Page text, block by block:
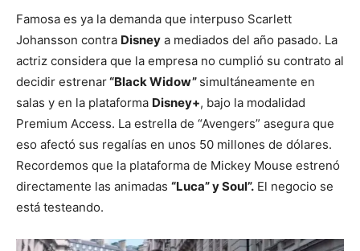
Famosa es ya la demanda que interpuso Scarlett
Johansson contra Disney a mediados del año pasado. La
actriz considera que la empresa no cumplió su contrato al
decidir estrenar“Black Widow” simultáneamente en
salas y en la plataforma Disney+, bajo la modalidad
Premium Access. La estrella de “Avengers” asegura que
eso afectó sus regalías en unos 50 millones de dólares.
Recordemos que la plataforma de Mickey Mouse estrenó
directamente las animadas “Luca” y Soul”. El negocio se
está testeando.